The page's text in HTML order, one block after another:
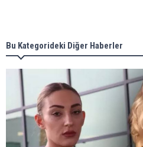
Bu Kategorideki Diğer Haberler